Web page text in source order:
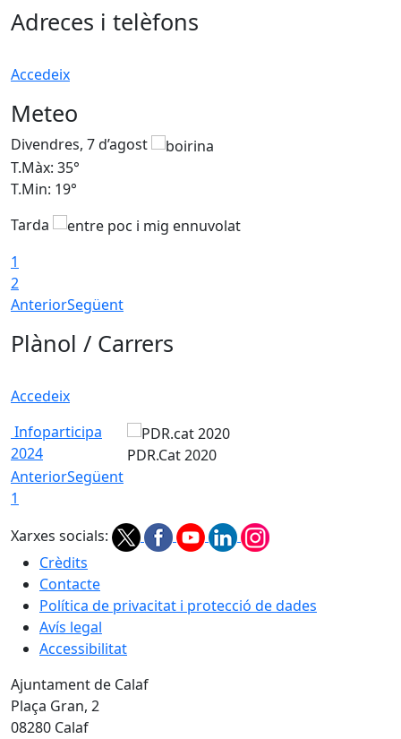
Adreces i telèfons
Accedeix
Meteo
Divendres, 7 d’agost
T.Màx: 35°
T.Min: 19°
Tarda
1
2
AnteriorSegüent
Plànol / Carrers
Accedeix
Infoparticipa
2024
PDR.Cat 2020
AnteriorSegüent
1
Xarxes socials:
Crèdits
Contacte
Política de privacitat i protecció de dades
Avís legal
Accessibilitat
Ajuntament de Calaf
Plaça Gran, 2
08280 Calaf